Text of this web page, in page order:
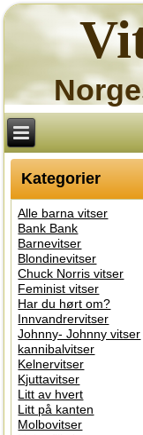
Kategorier
Alle barna vitser
Bank Bank
Barnevitser
Blondinevitser
Chuck Norris vitser
Feminist vitser
Har du hørt om?
Innvandrervitser
Johnny- Johnny vitser
kannibalvitser
Kelnervitser
Kjuttavitser
Litt av hvert
Litt på kanten
Molbovitser